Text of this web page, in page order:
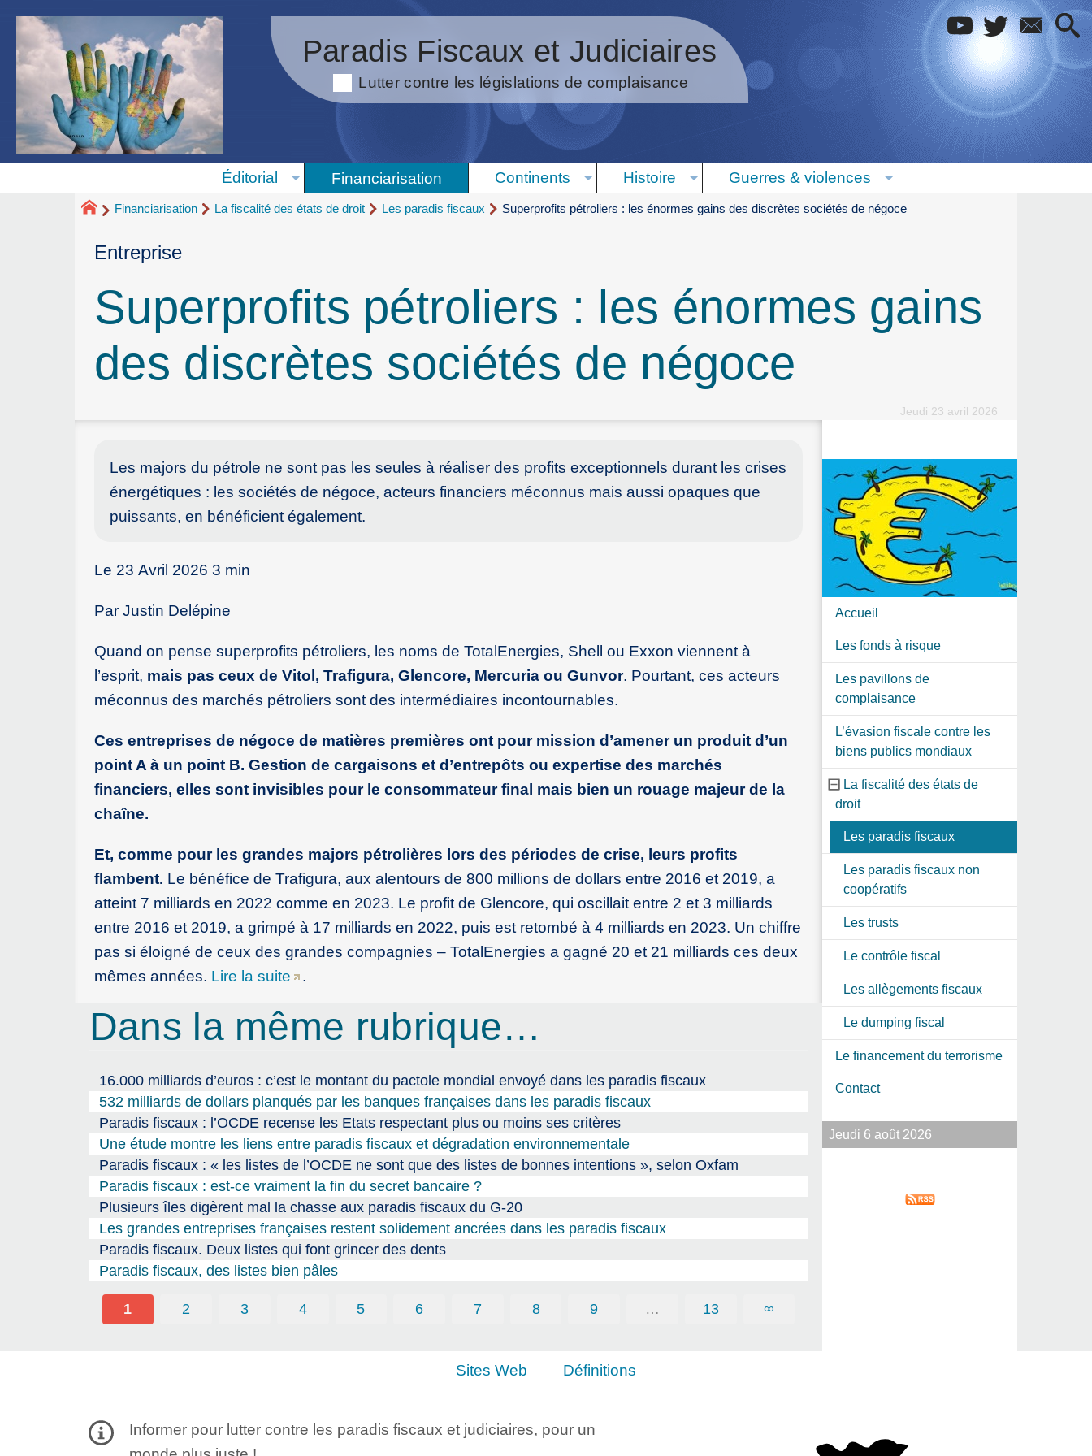
Paradis Fiscaux et Judiciaires
Lutter contre les législations de complaisance
Éditorial Financiarisation Continents Histoire Guerres & violences
Financiarisation La fiscalité des états de droit Les paradis fiscaux Superprofits pétroliers : les énormes gains des discrètes sociétés de négoce
Entreprise
Superprofits pétroliers : les énormes gains
des discrètes sociétés de négoce
Jeudi 23 avril 2026
Les majors du pétrole ne sont pas les seules à réaliser des profits exceptionnels durant les crises
énergétiques : les sociétés de négoce, acteurs financiers méconnus mais aussi opaques que
puissants, en bénéficient également.
Le 23 Avril 2026 3 min
Par Justin Delépine
Quand on pense superprofits pétroliers, les noms de TotalEnergies, Shell ou Exxon viennent à
l’esprit, mais pas ceux de Vitol, Trafigura, Glencore, Mercuria ou Gunvor. Pourtant, ces acteurs
méconnus des marchés pétroliers sont des intermédiaires incontournables.
Ces entreprises de négoce de matières premières ont pour mission d’amener un produit d’un
point A à un point B. Gestion de cargaisons et d’entrepôts ou expertise des marchés
financiers, elles sont invisibles pour le consommateur final mais bien un rouage majeur de la
chaîne.
Et, comme pour les grandes majors pétrolières lors des périodes de crise, leurs profits
flambent. Le bénéfice de Trafigura, aux alentours de 800 millions de dollars entre 2016 et 2019, a
atteint 7 milliards en 2022 comme en 2023. Le profit de Glencore, qui oscillait entre 2 et 3 milliards
entre 2016 et 2019, a grimpé à 17 milliards en 2022, puis est retombé à 4 milliards en 2023. Un chiffre
pas si éloigné de ceux des grandes compagnies – TotalEnergies a gagné 20 et 21 milliards ces deux
mêmes années. Lire la suite .
Dans la même rubrique…
16.000 milliards d’euros : c’est le montant du pactole mondial envoyé dans les paradis fiscaux
532 milliards de dollars planqués par les banques françaises dans les paradis fiscaux
Paradis fiscaux : l’OCDE recense les Etats respectant plus ou moins ses critères
Une étude montre les liens entre paradis fiscaux et dégradation environnementale
Paradis fiscaux : « les listes de l’OCDE ne sont que des listes de bonnes intentions », selon Oxfam
Paradis fiscaux : est-ce vraiment la fin du secret bancaire ?
Plusieurs îles digèrent mal la chasse aux paradis fiscaux du G-20
Les grandes entreprises françaises restent solidement ancrées dans les paradis fiscaux
Paradis fiscaux. Deux listes qui font grincer des dents
Paradis fiscaux, des listes bien pâles
1 2 3 4 5 6 7 8 9 … 13 ∞
Accueil
Les fonds à risque
Les pavillons de
complaisance
L’évasion fiscale contre les
biens publics mondiaux
La fiscalité des états de
droit
Les paradis fiscaux
Les paradis fiscaux non
coopératifs
Les trusts
Le contrôle fiscal
Les allègements fiscaux
Le dumping fiscal
Le financement du terrorisme
Contact
Jeudi 6 août 2026
Sites Web Définitions
Informer pour lutter contre les paradis fiscaux et judiciaires, pour un